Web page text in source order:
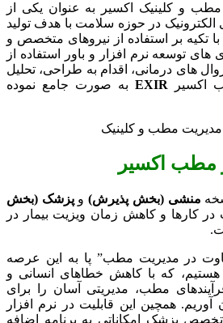
و کلینیک اکسیر به عنوان یکی از
الکترونیک در حوزه سلامت با هدف تولید
تکیه بر استفاده از نیروهای متخصص و
های توسعه نرم افزار و باور استفاده از
های درمانی، اقدام به طراحی، تحلیل
اکسیر EXIR به صورت جامع نموده
مطب اکسیر
منشی (بخش پذیرش) وپزشک (بخش
کارها و کاهش زمان ویزیت بیمار در
در مدیریت مطب” پا به این عرصه
هستیم، که با کاهش خطاهای انسانی و
مطب، مدیریتی آسان را برای
همچین این قابلیت در نرم افزار
پزشک امکاناتی به برنامه اضافه